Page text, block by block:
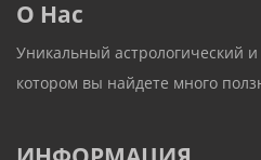
О Нас
Уникальный астрологический
котором вы найдете много